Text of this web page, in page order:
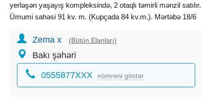
yerləşən yaşayış kompleksində, 2 otaqlı təmirli mənzil satılır.
Ümumi sahəsi 91 kv. m. (Kupçada 84 kv.m.). Mərtəbə 18/6
qabyuyan)
İdeal layihəli geniş işıqlı otaqlar, kombi istilik sistemi.
Qazı, suyu və işığı daimidir.
Kompleksdə rahat ve təhlukəsiz heyət, mərmər örtüklü blok,
hormətli qonşular, yeraltı avtoparking, 2 sürətli liftləri, 24 saat
Zema x (Bütün Elanları)
Bakı şəhəri
0555877XXX nömrəni göstər